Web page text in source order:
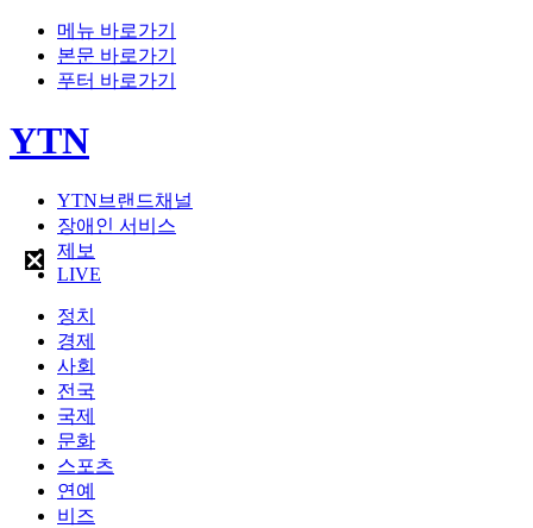
메뉴 바로가기
본문 바로가기
푸터 바로가기
YTN
YTN브랜드채널
장애인 서비스
제보
LIVE
정치
경제
사회
전국
국제
문화
스포츠
연예
비즈